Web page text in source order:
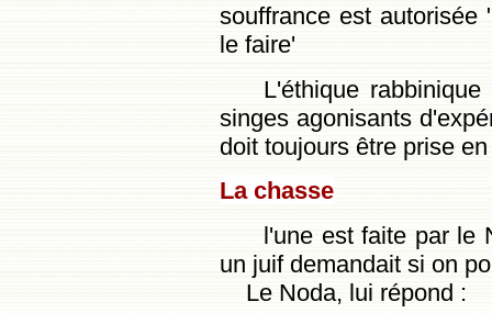
souffrance est autorisée
le faire'
L'éthique
singes agonisants
doit toujours être prise
La chasse
l'une est faite par le
un juif demandait si on
Le Noda, lui répond :